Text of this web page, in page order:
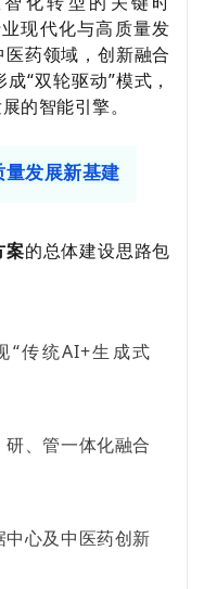
现代化与高质量发
药领域，创新融合
成“双轮驱动”模式，
的智能引擎。
发展新基建
案的总体建设思路包
“传统AI+生成式
、管一体化融合
心及中医药创新